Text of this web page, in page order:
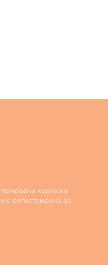
корејска
е регистрирана во